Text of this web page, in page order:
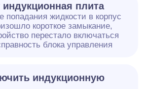
индукционная плита
попадания жидкости в корпус
короткое замыкание,
перестало включаться
блока управления
индукционную